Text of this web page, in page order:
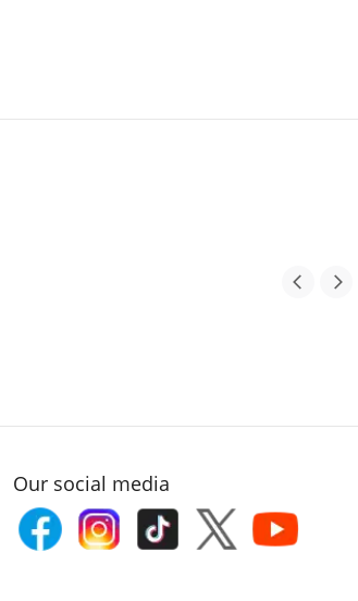
Our social media